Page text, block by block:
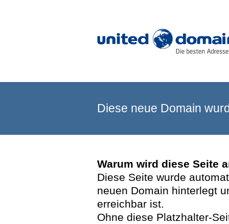
Diese neue Domain
Warum wird diese Seite
Diese Seite wurde
neuen Domain hinterlegt
erreichbar ist.
Ohne diese Platzhalter-